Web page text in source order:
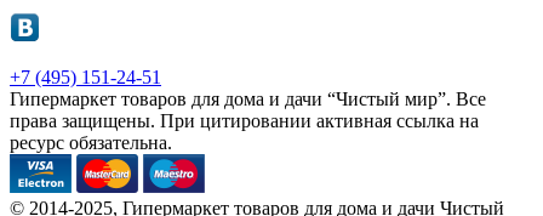
+7 (495) 151-24-51
Гипермаркет товаров для дома и дачи “Чистый мир”. Все
права защищены. При цитировании активная ссылка на
ресурс обязательна.
© 2014-2025, Гипермаркет товаров для дома и дачи Чистый